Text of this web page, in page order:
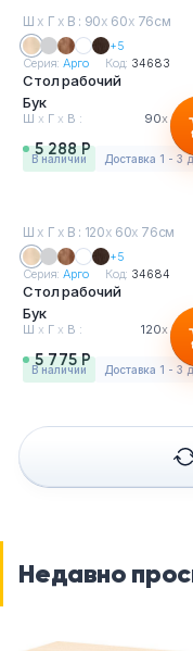
Ш х Г х В : 90х 60х 76см
+5
Серия:Арго Код: 34683
Стол рабочий
Бук
Ш х Г х В : 90х60
5 288 Р
в наличии Доставка 1 - 3
Ш х Г х В : 120х 60х 76см
+5
Серия:Арго Код: 34684
Стол рабочий
Бук
Ш х Г х В : 120х60
5 775 Р
в наличии Доставка 1 - 3
Недавно